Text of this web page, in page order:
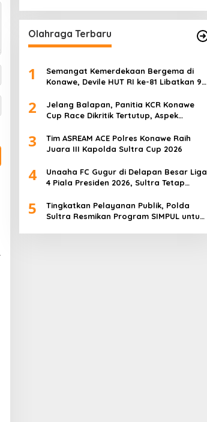
Olahraga Terbaru
1
Semangat Kemerdekaan Bergema di
Konawe, Devile HUT RI ke-81 Libatkan 98
2
Jelang Balapan, Panitia KCR Konawe
Cup Race Dikritik Tertutup, Aspek
3
Tim ASREAM ACE Polres Konawe Raih
Juara III Kapolda Sultra Cup 2026
4
Unaaha FC Gugur di Delapan Besar Liga
4 Piala Presiden 2026, Sultra Tetap
5
Tingkatkan Pelayanan Publik, Polda
Sultra Resmikan Program SIMPUL untuk